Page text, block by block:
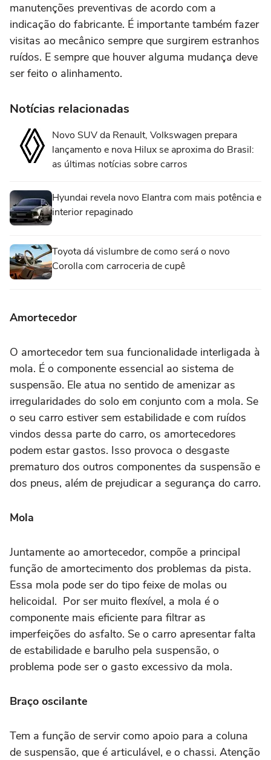
manutenções preventivas de acordo com a
indicação do fabricante. É importante também fazer
visitas ao mecânico sempre que surgirem estranhos
ruídos. E sempre que houver alguma mudança deve
ser feito o alinhamento.
Notícias relacionadas
Novo SUV da Renault, Volkswagen prepara
lançamento e nova Hilux se aproxima do Brasil:
as últimas notícias sobre carros
Hyundai revela novo Elantra com mais potência e
interior repaginado
Toyota dá vislumbre de como será o novo
Corolla com carroceria de cupê
Amortecedor
O amortecedor tem sua funcionalidade interligada à
mola. É o componente essencial ao sistema de
suspensão. Ele atua no sentido de amenizar as
irregularidades do solo em conjunto com a mola. Se
o seu carro estiver sem estabilidade e com ruídos
vindos dessa parte do carro, os amortecedores
podem estar gastos. Isso provoca o desgaste
prematuro dos outros componentes da suspensão e
dos pneus, além de prejudicar a segurança do carro.
Mola
Juntamente ao amortecedor, compõe a principal
função de amortecimento dos problemas da pista.
Essa mola pode ser do tipo feixe de molas ou
helicoidal. Por ser muito flexível, a mola é o
componente mais eficiente para filtrar as
imperfeições do asfalto. Se o carro apresentar falta
de estabilidade e barulho pela suspensão, o
problema pode ser o gasto excessivo da mola.
Braço oscilante
Tem a função de servir como apoio para a coluna
de suspensão, que é articulável, e o chassi. Atenção